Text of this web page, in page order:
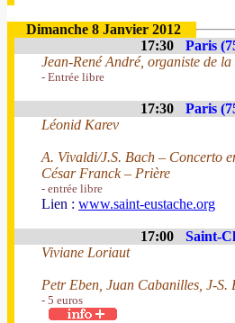
Dimanche 8 Janvier 2012
17:30
Paris
Jean-René André, organiste de
- Entrée libre
17:30 Paris
Léonid Karev
A. Vivaldi/J.S. Bach – Concerto
César Franck – Prière
- entrée libre
Lien : www.saint-eustache.org
17:00 Saint-
Viviane Loriaut
Petr Eben, Juan Cabanilles, J-S.
- 5 euros